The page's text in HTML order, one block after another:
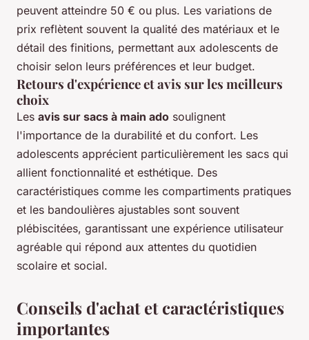
peuvent atteindre 50 € ou plus. Les variations de
prix reflètent souvent la qualité des matériaux et le
détail des finitions, permettant aux adolescents de
choisir selon leurs préférences et leur budget.
Retours d'expérience et avis sur les meilleurs
choix
Les avis sur sacs à main ado soulignent
l'importance de la durabilité et du confort. Les
adolescents apprécient particulièrement les sacs qui
allient fonctionnalité et esthétique. Des
caractéristiques comme les compartiments pratiques
et les bandoulières ajustables sont souvent
plébiscitées, garantissant une expérience utilisateur
agréable qui répond aux attentes du quotidien
scolaire et social.
Conseils d'achat et caractéristiques
importantes